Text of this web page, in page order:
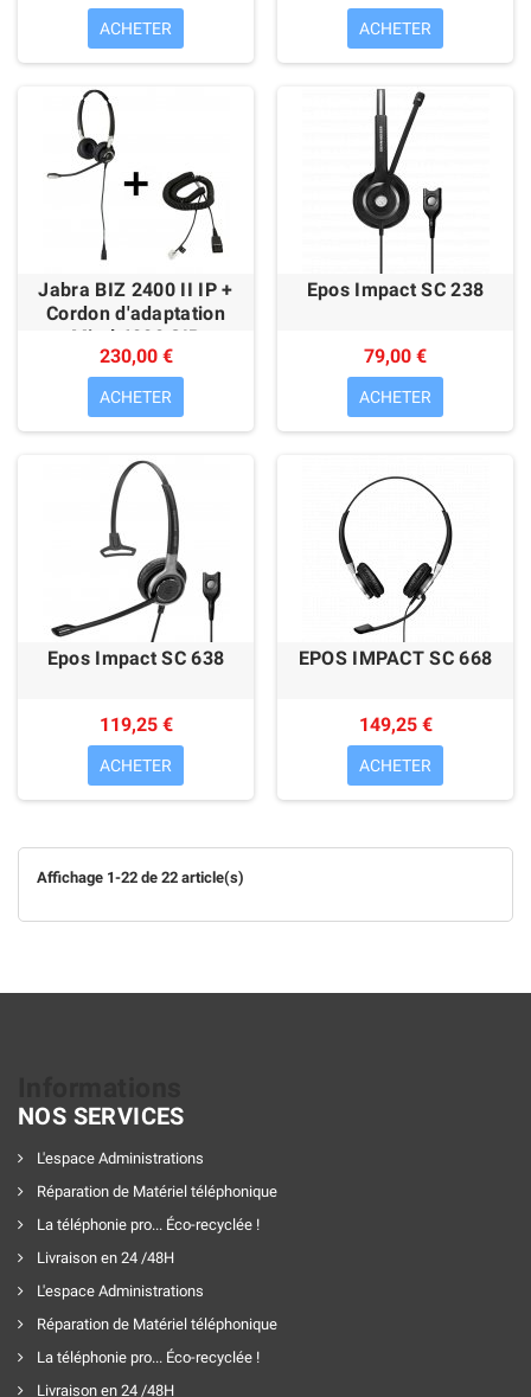
ACHETER ACHETER
Jabra BIZ 2400 II IP +
Cordon d'adaptation
Mitel 6800 SIP
230,00 €
ACHETER
Epos Impact SC 238
79,00 €
ACHETER
Epos Impact SC 638
119,25 €
ACHETER
EPOS IMPACT SC 668
149,25 €
ACHETER
Affichage 1-22 de 22 article(s)
NOS SERVICES
L'espace Administrations
Réparation de Matériel téléphonique
La téléphonie pro... Éco-recyclée !
Livraison en 24 /48H
L'espace Administrations
Réparation de Matériel téléphonique
La téléphonie pro... Éco-recyclée !
Livraison en 24 /48H